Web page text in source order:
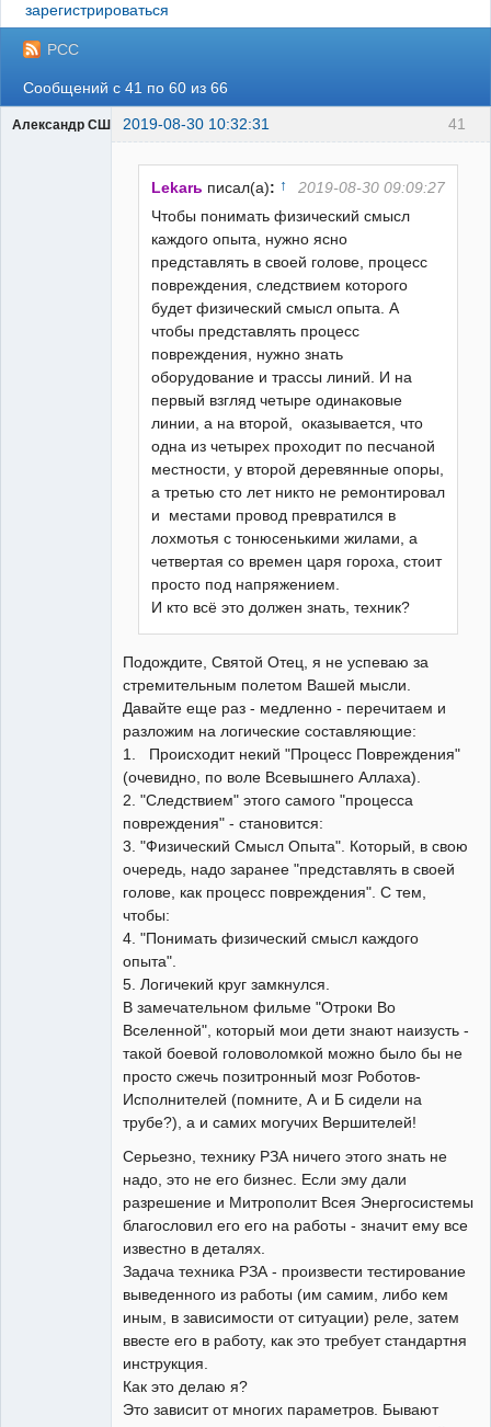
зарегистрироваться
РСС
Сообщений с 41 по 60 из 66
41
Александр США 2019-08-30 10:32:31
Lekarь писал(а): ↑
2019-08-30 09:09:27
Чтобы понимать физический смысл
каждого опыта, нужно ясно
представлять в своей голове, процесс
повреждения, следствием которого
будет физический смысл опыта. А
чтобы представлять процесс
повреждения, нужно знать
оборудование и трассы линий. И на
первый взгляд четыре одинаковые
линии, а на второй, оказывается, что
одна из четырех проходит по песчаной
местности, у второй деревянные опоры,
а третью сто лет никто не ремонтировал
и местами провод превратился в
лохмотья с тонюсенькими жилами, а
четвертая со времен царя гороха, стоит
просто под напряжением.
И кто всё это должен знать, техник?
Подождите, Святой Отец, я не успеваю за
стремительным полетом Вашей мысли.
Давайте еще раз - медленно - перечитаем и
разложим на логические составляющие:
1. Происходит некий "Процесс Повреждения"
(очевидно, по воле Всевышнего Аллаха).
2. "Следствием" этого самого "процесса
повреждения" - становится:
3. "Физический Смысл Опыта". Который, в свою
очередь, надо заранее "представлять в своей
голове, как процесс повреждения". С тем,
чтобы:
4. "Понимать физический смысл каждого
опыта".
5. Логичекий круг замкнулся.
В замечательном фильме "Отроки Во
Вселенной", который мои дети знают наизусть -
такой боевой головоломкой можно было бы не
просто сжечь позитронный мозг Роботов-
Исполнителей (помните, А и Б сидели на
трубе?), а и самих могучих Вершителей!
Серьезно, технику РЗА ничего этого знать не
надо, это не его бизнес. Если эму дали
разрешение и Митрополит Всея Энергосистемы
благословил его его на работы - значит ему все
известно в деталях.
Задача техника РЗА - произвести тестирование
выведенного из работы (им самим, либо кем
иным, в зависимости от ситуации) реле, затем
ввесте его в работу, как это требует стандартня
инструкция.
Как это делаю я?
Это зависит от многих параметров. Бывают